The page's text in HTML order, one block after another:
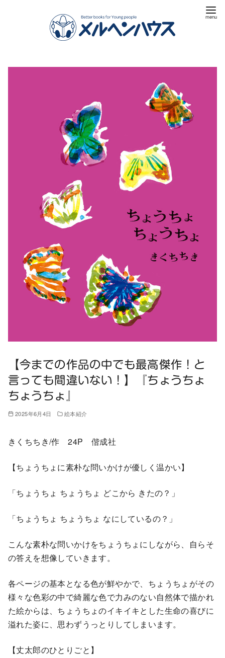
【今までの作品の中でも最高傑作！と
言っても間違いない！】『ちょうちょ
ちょうちょ』
2025年6月4日 絵本紹介
きくちちき/作 24P 偕成社
【ちょうちょに素朴な問いかけが優しく温かい】
「ちょうちょ ちょうちょ どこから きたの？」
「ちょうちょ ちょうちょ なにしているの？」
こんな素朴な問いかけをちょうちょにしながら、自らそ
の答えを想像していきます。
各ページの基本となる色が鮮やかで、ちょうちょがその
様々な色彩の中で綺麗な色で力みのない自然体で描かれ
た絵からは、ちょうちょのイキイキとした生命の喜びに
溢れた姿に、思わずうっとりしてしまいます。
【丈太郎のひとりごと】